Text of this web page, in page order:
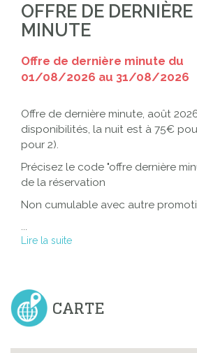
OFFRE DE DERNIÈRE
MINUTE
Offre de dernière minute du
01/08/2026 au 31/08/2026
Offre de dernière minute, août
disponibilités, la nuit est à 75€
pour 2).
Précisez le code "offre dernière
de la réservation
Non cumulable avec autre
Lire la suite
CARTE